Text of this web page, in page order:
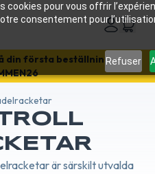
cookies pour vous offrir
consentement pour
Refuser
din första beställningmed
är särskilt utvalda